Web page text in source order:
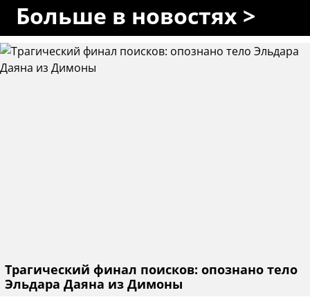
Больше в новостях >
Трагический финал поисков: опознано тело
Эльдара Даяна из Димоны